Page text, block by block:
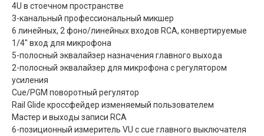
4U в стоечном пространстве
3-канальный профессиональный микшер
6 линейных, 2 фоно/линейных входов RCA, конвертируемые
1/4" вход для микрофона
5-полосный эквалайзер назначения главного выхода
2-полосный эквалайзер для микрофона с регулятором
усиления
Cue/PGM поворотный регулятор
Rail Glide кроссфейдер изменяемый пользователем
Мастер и выходы записи RCA
6-позиционный измеритель VU с cue главного выключателя